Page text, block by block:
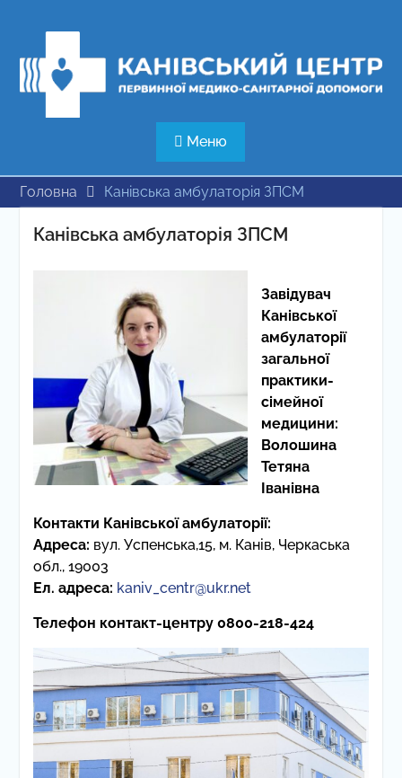
Меню
Головна Канівська амбулаторія ЗПСМ
Канівська амбулаторія ЗПСМ
Завідувач
Канівської
амбулаторії
загальної
практики-
сімейної
медицини:
Волошина
Тетяна
Іванівна
Контакти Канівської амбулаторії:
Адреса: вул. Успенська,15, м. Канів, Черкаська
обл., 19003
Ел. адреса: kaniv_centr@ukr.net
Телефон контакт-центру 0800-218-424